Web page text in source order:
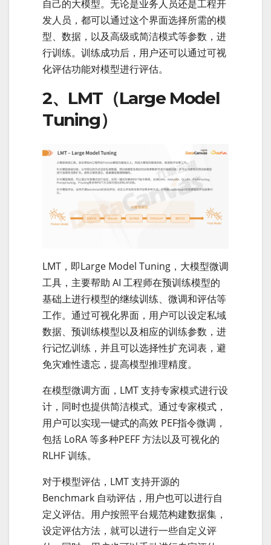
自己的大模型。无论是业务人员还是工程开
发人员，都可以通过这个界面选择所需的模
型、数据，以及高级或简洁模式等参数，进
行训练。训练成功后，用户还可以通过可视
化评估功能对模型进行评估。
2、LMT（Large Model
Tuning）
LMT，即Large Model Tuning，大模型微调
工具，主要帮助 AI 工程师在预训练模型的
基础上进行模型的继续训练、微调和评估等
工作。通过可视化界面，用户可以设定私域
数据、预训练模型以及相应的训练参数，进
行记忆训练，并且可以选择性扩充词表，避
免灾难性遗忘，提高模型推理精度。
在模型微调方面，LMT 支持专家模式进行设
计，同时也提供简洁模式。通过专家模式，
用户可以实现一键式的高效 PEF指令微调，
包括 LoRA 等多种PEFF 方法以及可视化的
RLHF 训练。
对于模型评估，LMT 支持开源的
Benchmark 自动评估，用户也可以进行自
定义评估。用户按照平台规范构建数据集，
设定评估方法，就可以进行一些自定义评